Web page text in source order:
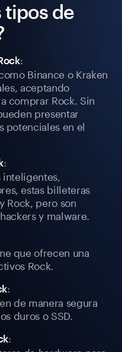
tipos de
:
Binance o Kraken
aceptando
comprar Rock. Sin
presentar
potenciales en el
:
inteligentes,
estas billeteras
Rock, pero son
y malware.
que ofrecen una
Rock.
:
de manera segura
duros o SSD.
: